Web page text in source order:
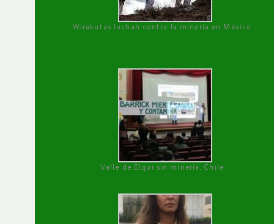
Wirakutas luchan contra la minería en México
Valle de Elqui sin minería. Chile